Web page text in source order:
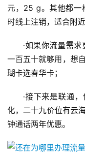
元，25 g。其他都一
时线上注销，适合附
·如果你流量需
一百五十就够用，想
瑚卡选春华卡；
·接下来是联通
化，二十九价位有云
钟通话两年优惠。